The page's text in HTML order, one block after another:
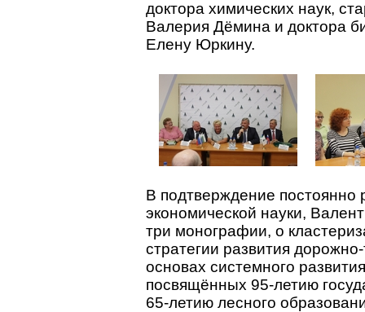
доктора химических наук,
Валерия Дёмина и доктора
Елену Юркину.
В подтверждение
экономической науки,
три монографии, о
стратегии развития
основах системного
посвящённых 95-летию
65-летию лесного